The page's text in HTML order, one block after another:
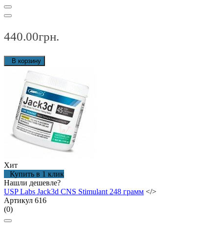
440.00грн.
В корзину
Хит
Купить в 1 клик
Нашли дешевле?
USP Labs Jack3d CNS Stimulant 248 грамм </>
Артикул 616
(0)